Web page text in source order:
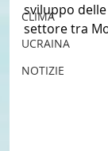
CLIMA
UCRAINA
NOTIZIE
sviluppo
settore tra